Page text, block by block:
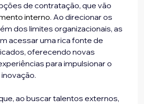
de contratação, que vão
interno. Ao direcionar os
dos limites organizacionais, as
acessar uma rica fonte de
oferecendo novas
para impulsionar o
ao buscar talentos externos,